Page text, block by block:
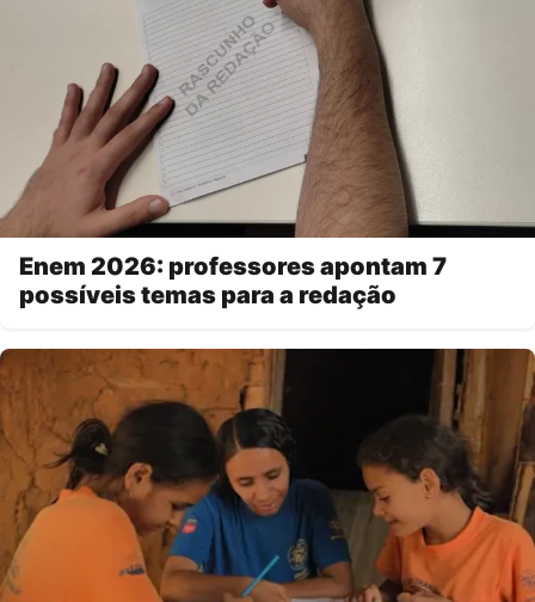
Enem 2026: professores apontam 7
possíveis temas para a redação